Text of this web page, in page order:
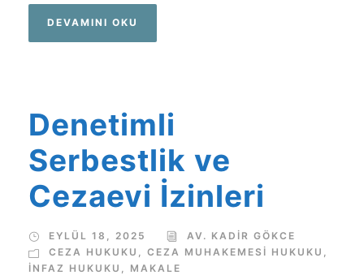
DEVAMINI OKU
Denetimli
Serbestlik ve
Cezaevi İzinleri
EYLÜL 18, 2025
AV. KADIR GÖKCE
CEZA HUKUKU , CEZA MUHAKEMESI HUKUKU ,
İNFAZ HUKUKU , MAKALE